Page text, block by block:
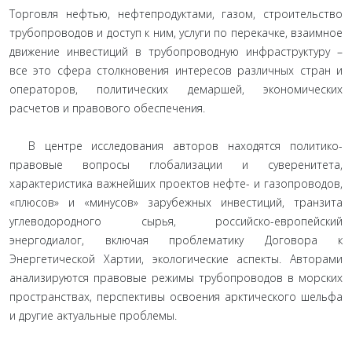
Торговля нефтью, нефтепродуктами, газом, строительство
трубопроводов и доступ к ним, услуги по перекачке, взаимное
движение инвестиций в трубопроводную инфраструктуру –
все это сфера столкновения интересов различных стран и
операторов, политических демаршей, экономических
расчетов и правового обеспечения.
В центре исследования авторов находятся политико-
правовые вопросы глобализации и суверенитета,
характеристика важнейших проектов нефте- и газопроводов,
«плюсов» и «минусов» зарубежных инвестиций, транзита
углеводородного сырья, российско-европейский
энергодиалог, включая проблематику Договора к
Энергетической Хартии, экологические аспекты. Авторами
анализируются правовые режимы трубопроводов в морских
пространствах, перспективы освоения арктического шельфа
и другие актуальные проблемы.